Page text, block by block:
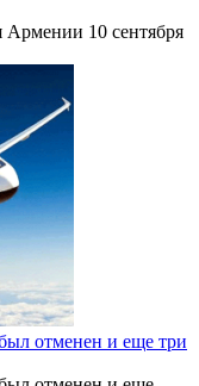
Армении 10 сентября
отменен и еще три